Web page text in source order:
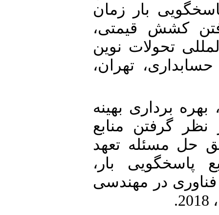
بار زمان
کشش قیمتی،
تحولات نوین
تهران،
بهره برداری بهینه
گرفتن منابع
مسئله تعهد
پاسخگویی بار،
در مهندسی